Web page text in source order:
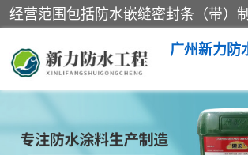
广州新力防
黑豹防水胶 建筑108